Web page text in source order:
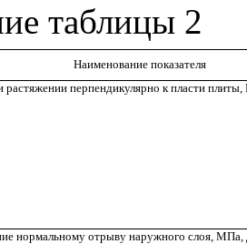
таблицы2
Наименование показателя
растяжении перпендикулярно к пласти
нормальному отрыву наружного слоя, МПа,